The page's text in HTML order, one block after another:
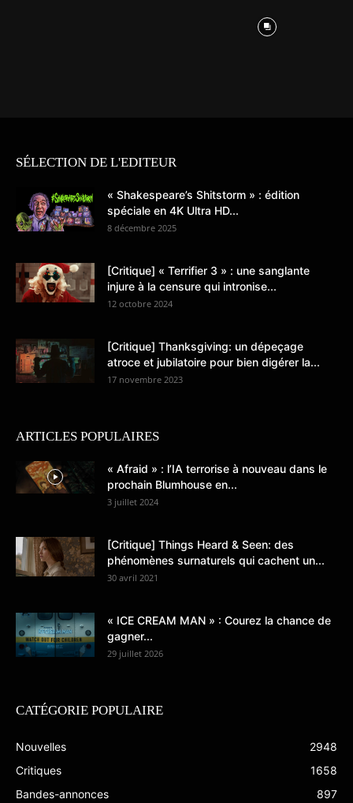
SÉLECTION DE L'EDITEUR
« Shakespeare’s Shitstorm » : édition
spéciale en 4K Ultra HD...
8 décembre 2025
[Critique] « Terrifier 3 » : une sanglante
injure à la censure qui intronise...
12 octobre 2024
[Critique] Thanksgiving: un dépeçage
atroce et jubilatoire pour bien digérer la...
17 novembre 2023
ARTICLES POPULAIRES
« Afraid » : l’IA terrorise à nouveau dans le
prochain Blumhouse en...
3 juillet 2024
[Critique] Things Heard & Seen: des
phénomènes surnaturels qui cachent un...
30 avril 2021
« ICE CREAM MAN » : Courez la chance de
gagner...
29 juillet 2026
CATÉGORIE POPULAIRE
Nouvelles
2948
Critiques
1658
Bandes-annonces
897